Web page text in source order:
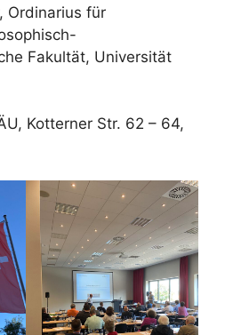
Ordinarius für
Fakultät, Universität
Kotterner Str. 62 – 64,